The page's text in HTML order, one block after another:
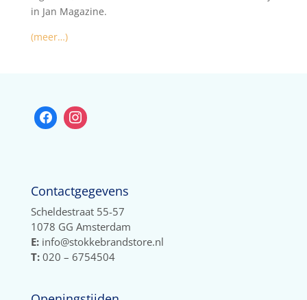
in Jan Magazine.
(meer…)
Contactgegevens
Scheldestraat 55-57
1078 GG Amsterdam
E:info@stokkebrandstore.nl
T:020 – 6754504